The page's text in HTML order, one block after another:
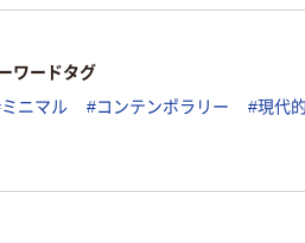
ワードタグ
ニマル #コンテンポラリー #現代的